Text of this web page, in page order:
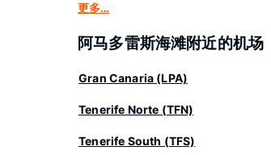
更多…
阿马多雷斯海滩附近的机场
Gran Canaria (LPA)
Tenerife Norte (TFN)
Tenerife South (TFS)